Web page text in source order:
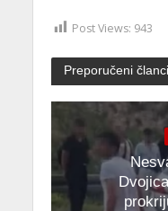
Post Views: 943
Preporučeni članci